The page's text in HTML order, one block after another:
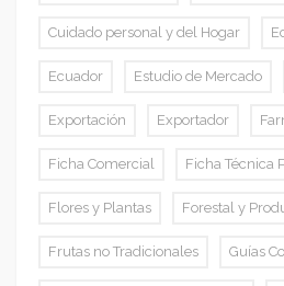
Cuidado personal y del Hogar
Ecuador Estudio de Mercado
Exportación Exportador
Ficha Comercial Ficha Técnica
Flores y Plantas Forestal y
Frutas no Tradicionales Guías